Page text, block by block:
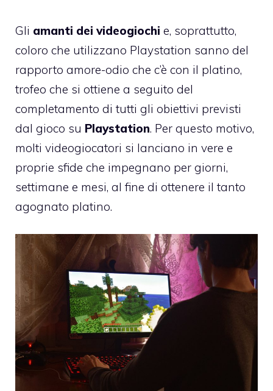
Gli amanti dei videogiochi e, soprattutto,
coloro che utilizzano Playstation sanno del
rapporto amore-odio che c’è con il platino,
trofeo che si ottiene a seguito del
completamento di tutti gli obiettivi previsti
dal gioco su Playstation. Per questo motivo,
molti videogiocatori si lanciano in vere e
proprie sfide che impegnano per giorni,
settimane e mesi, al fine di ottenere il tanto
agognato platino.